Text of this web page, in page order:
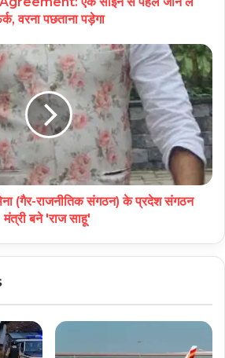
वरना पछताना पड़ेगा
(गैर-राजनीतिक संगठन) के प्रदेश संगठन
मंत्री बने 'राज साहू'